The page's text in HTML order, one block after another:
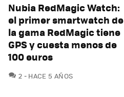
Nubia RedMagic Watch:
el primer smartwatch de
la gama RedMagic tiene
GPS y cuesta menos de
100 euros
2 COMENTARIOS
HACE 5 AÑOS